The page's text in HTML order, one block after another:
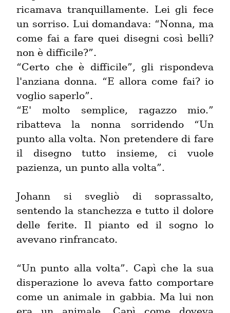
ricamava tranquillamente. Lei gli fece
un sorriso. Lui domandava: “Nonna, ma
come fai a fare quei disegni così belli?
non è difficile?”.
“Certo che è difficile”, gli rispondeva
l'anziana donna. “E allora come fai? io
voglio saperlo”.
“E' molto semplice, ragazzo mio.”
ribatteva la nonna sorridendo “Un
punto alla volta. Non pretendere di fare
il disegno tutto insieme, ci vuole
pazienza, un punto alla volta”.
Johann si svegliò di soprassalto,
sentendo la stanchezza e tutto il dolore
delle ferite. Il pianto ed il sogno lo
avevano rinfrancato.
“Un punto alla volta”. Capì che la sua
disperazione lo aveva fatto comportare
come un animale in gabbia. Ma lui non